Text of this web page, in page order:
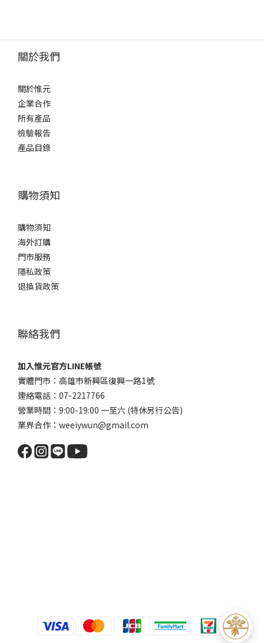
關於我們
關於惟元
企業合作
所有產品
檢驗報告
產品目錄
購物須知
購物須知
海外訂購
門市服務
隱私政策
退換貨政策
聯絡我們
加入惟元官方LINE帳號
實體門市：高雄市新興區復興一路1號
連絡電話：07-2217766
營業時間：9:00-19:00 一至六 (特休另行公告)
業界合作：weeiywun@gmail.com